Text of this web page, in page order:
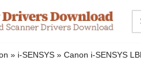
» i-SENSYS » Canon i-SENSYS